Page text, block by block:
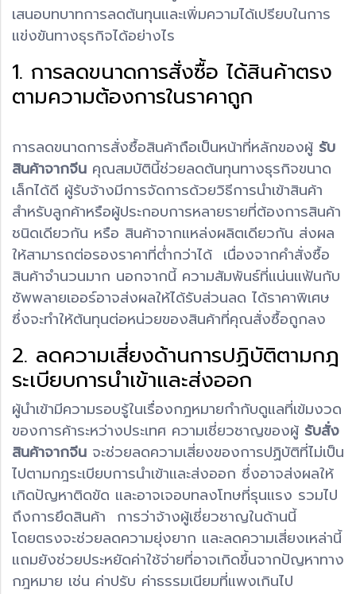
เสนอบทบาทการลดต้นทุนและเพิ่มความได้เปรียบในการ
แข่งขันทางธุรกิจได้อย่างไร
1. การลดขนาดการสั่งซื้อ ได้สินค้าตรง
ตามความต้องการในราคาถูก
การลดขนาดการสั่งซื้อสินค้าถือเป็นหน้าที่หลักของผู้ รับ
สินค้าจากจีน คุณสมบัตินี้ช่วยลดต้นทุนทางธุรกิจขนาด
เล็กได้ดี ผู้รับจ้างมีการจัดการด้วยวิธีการนำเข้าสินค้า
สำหรับลูกค้าหรือผู้ประกอบการหลายรายที่ต้องการสินค้า
ชนิดเดียวกัน หรือ สินค้าจากแหล่งผลิตเดียวกัน ส่งผล
ให้สามารถต่อรองราคาที่ต่ำกว่าได้ เนื่องจากคำสั่งซื้อ
สินค้าจำนวนมาก นอกจากนี้ ความสัมพันธ์ที่แน่นแฟ้นกับ
ซัพพลายเออร์อาจส่งผลให้ได้รับส่วนลด ได้ราคาพิเศษ
ซึ่งจะทำให้ต้นทุนต่อหน่วยของสินค้าที่คุณสั่งซื้อถูกลง
2. ลดความเสี่ยงด้านการปฏิบัติตามกฎ
ระเบียบการนำเข้าและส่งออก
ผู้นำเข้ามีความรอบรู้ในเรื่องกฎหมายกำกับดูแลที่เข้มงวด
ของการค้าระหว่างประเทศ ความเชี่ยวชาญของผู้ รับสั่ง
สินค้าจากจีน จะช่วยลดความเสี่ยงของการปฏิบัติที่ไม่เป็น
ไปตามกฎระเบียบการนำเข้าและส่งออก ซึ่งอาจส่งผลให้
เกิดปัญหาติดขัด และอาจเจอบทลงโทษที่รุนแรง รวมไป
ถึงการยึดสินค้า การว่าจ้างผู้เชี่ยวชาญในด้านนี้
โดยตรงจะช่วยลดความยุ่งยาก และลดความเสี่ยงเหล่านี้
แถมยังช่วยประหยัดค่าใช้จ่ายที่อาจเกิดขึ้นจากปัญหาทาง
กฎหมาย เช่น ค่าปรับ ค่าธรรมเนียมที่แพงเกินไป